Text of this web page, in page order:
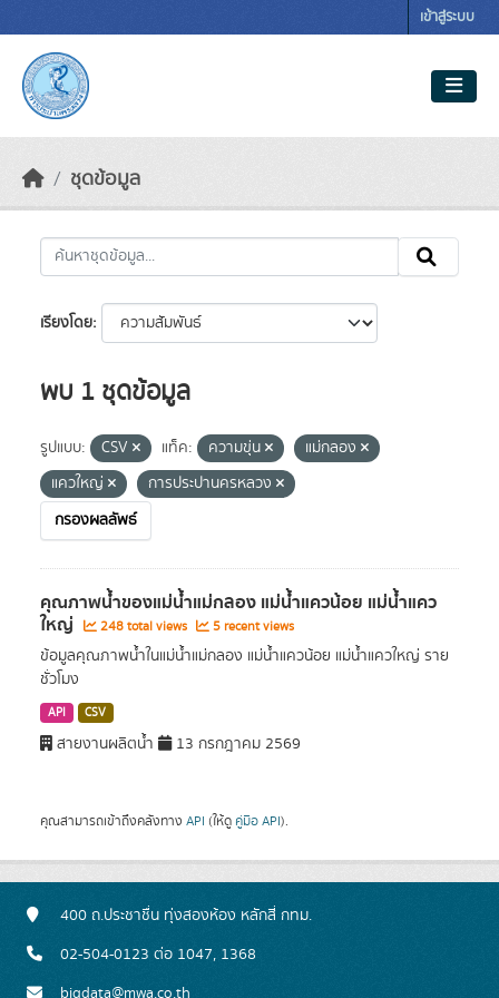
เข้าสู่ระบบ
ชุดข้อมูล
เรียงโดย
พบ 1 ชุดข้อมูล
รูปแบบ: CSV แท็ค: ความขุ่น
แม่กลอง
แควใหญ่
การประปานครหลวง
กรองผลลัพธ์
คุณภาพน้ำของแม่น้ำแม่กลอง แม่น้ำแควน้อย แม่น้ำแคว
ใหญ่ 248 total views 5 recent views
ข้อมูลคุณภาพน้ำในแม่น้ำแม่กลอง แม่น้ำแควน้อย แม่น้ำแควใหญ่ ราย
ชั่วโมง
API CSV
สายงานผลิตน้ำ 13 กรกฎาคม 2569
คุณสามารถเข้าถึงคลังทาง API (ให้ดู คู่มือ API).
400 ถ.ประชาชื่น ทุ่งสองห้อง หลักสี่ กทม.
02-504-0123 ต่อ 1047, 1368
bigdata@mwa.co.th